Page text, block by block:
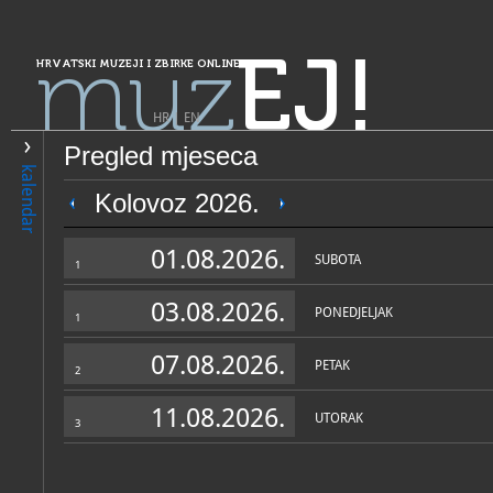
HRVATSKI MUZEJI I ZBIRKE ONLINE
muzEJ!
HR| EN
kalendar
Pregled mjeseca
Kolovoz 2026.
1 01.08.2026. SUBOTA
1 03.08.2026. PONEDJELJAK
2 07.08.2026. PETAK
3 11.08.2026. UTORAK
PRETRAŽIVANJE
Grad Zagreb
Nadbiskupijski arhiv,
OPĆI PODACI